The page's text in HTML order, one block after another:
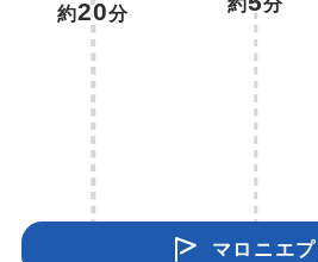
約20分 約 分
マロニエ